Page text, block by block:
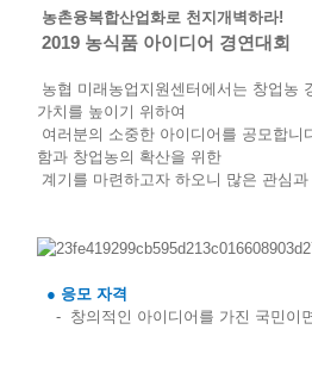
농촌융복합산업화로 천지개벽하라!
2019 농식품 아이디어 경연대회
농협 미래농업지원센터에서는 창업농
가치를 높이기 위하여
여러분의 소중한 아이디어를 공모합니
함과 창업농의 확산을 위한
계기를 마련하고자 하오니 많은 관심
● 응모 자격
- 창의적인 아이디어를 가진 국민이